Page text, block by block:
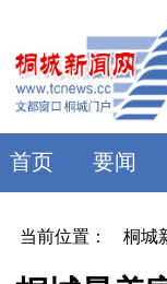
首页 要闻
当前位置： 桐城